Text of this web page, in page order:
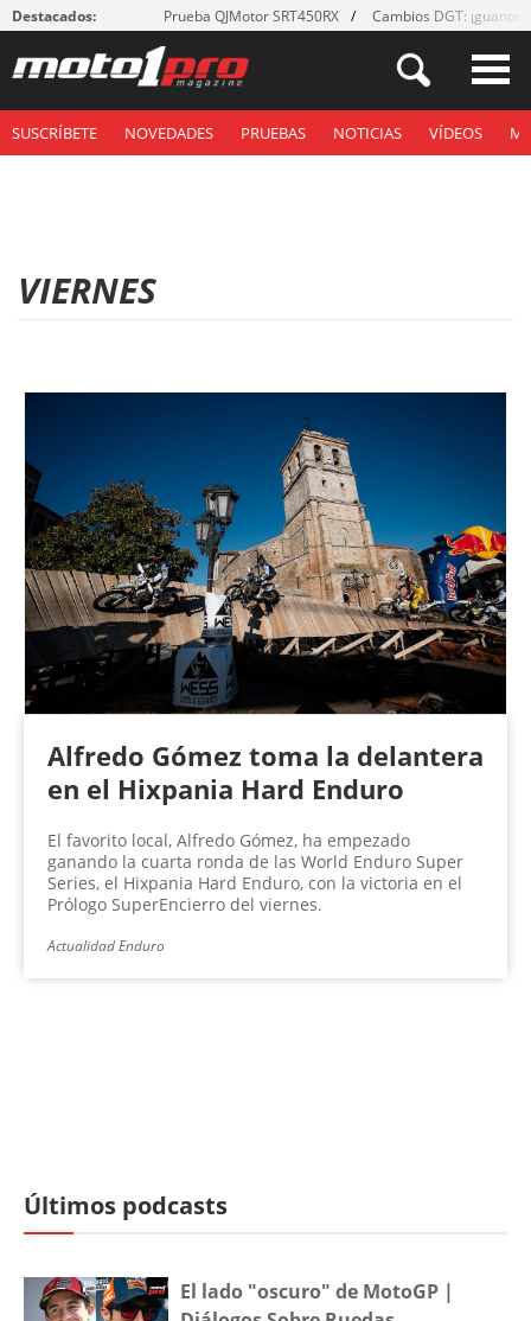
Destacados: Prueba QJMotor SRT450RX Cambios DGT: ¡guantes!
SUSCRÍBETE NOVEDADES PRUEBAS NOTICIAS VÍDEOS
VIERNES
Alfredo Gómez toma la delantera
en el Hixpania Hard Enduro
El favorito local, Alfredo Gómez, ha empezado
ganando la cuarta ronda de las World Enduro Super
Series, el Hixpania Hard Enduro, con la victoria en el
Prólogo SuperEncierro del viernes.
Actualidad Enduro
Últimos podcasts
El lado "oscuro" de MotoGP |